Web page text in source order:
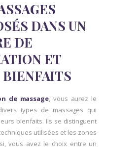
DANS UN
DE
ET
BIENFAITS
de massage, vous aurez le
types de massages qui
bienfaits. Ils se distinguent
utilisées et les zones
vous avez le choix entre un